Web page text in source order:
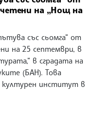
на „Нощ на
със сьомга“ от
на 25 септември, в
в сградата на
(БАН). Това
институт в